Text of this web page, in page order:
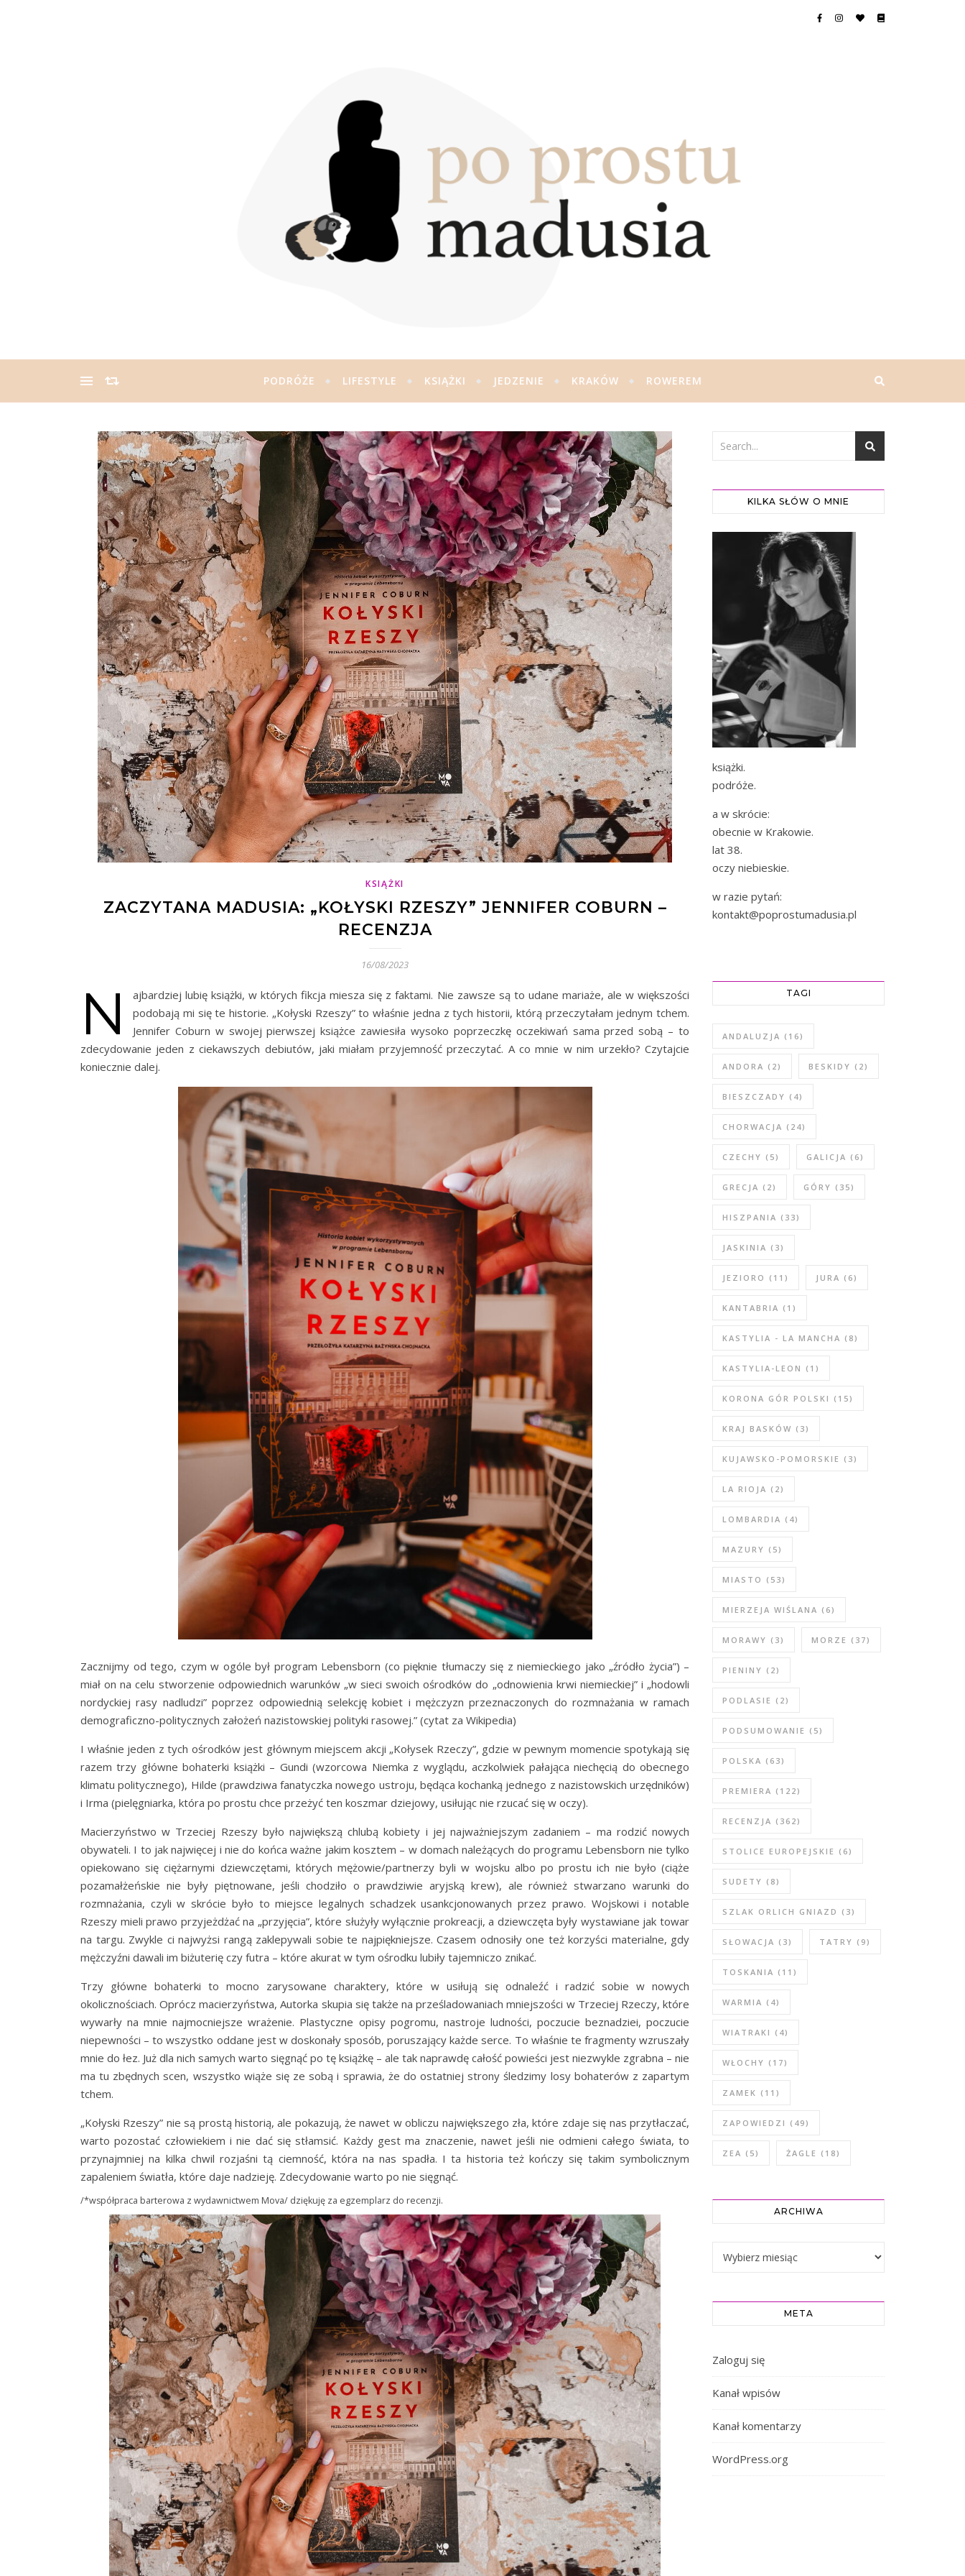
PODRÓŻE LIFESTYLE KSIĄŻKI JEDZENIE KRAKÓW ROWEREM
KSIĄŻKI
ZACZYTANA MADUSIA: „KOŁYSKI RZESZY” JENNIFER COBURN –
RECENZJA
16/08/2023
N
ajbardziej lubię książki, w których fikcja miesza się z faktami. Nie zawsze są to udane mariaże, ale w większości
podobają mi się te historie. „Kołyski Rzeszy” to właśnie jedna z tych historii, którą przeczytałam jednym tchem.
Jennifer Coburn w swojej pierwszej książce zawiesiła wysoko poprzeczkę oczekiwań sama przed sobą – to
zdecydowanie jeden z ciekawszych debiutów, jaki miałam przyjemność przeczytać. A co mnie w nim urzekło? Czytajcie
koniecznie dalej.
Zacznijmy od tego, czym w ogóle był program Lebensborn (co pięknie tłumaczy się z niemieckiego jako „źródło życia”) –
miał on na celu stworzenie odpowiednich warunków „w sieci swoich ośrodków do „odnowienia krwi niemieckiej” i „hodowli
nordyckiej rasy nadludzi” poprzez odpowiednią selekcję kobiet i mężczyzn przeznaczonych do rozmnażania w ramach
demograficzno-politycznych założeń nazistowskiej polityki rasowej.” (cytat za Wikipedia)
I właśnie jeden z tych ośrodków jest głównym miejscem akcji „Kołysek Rzeczy”, gdzie w pewnym momencie spotykają się
razem trzy główne bohaterki książki – Gundi (wzorcowa Niemka z wyglądu, aczkolwiek pałająca niechęcią do obecnego
klimatu politycznego), Hilde (prawdziwa fanatyczka nowego ustroju, będąca kochanką jednego z nazistowskich urzędników)
i Irma (pielęgniarka, która po prostu chce przeżyć ten koszmar dziejowy, usiłując nie rzucać się w oczy).
Macierzyństwo w Trzeciej Rzeszy było największą chlubą kobiety i jej najważniejszym zadaniem – ma rodzić nowych
obywateli. I to jak najwięcej i nie do końca ważne jakim kosztem – w domach należących do programu Lebensborn nie tylko
opiekowano się ciężarnymi dziewczętami, których mężowie/partnerzy byli w wojsku albo po prostu ich nie było (ciąże
pozamałżeńskie nie były piętnowane, jeśli chodziło o prawdziwie aryjską krew), ale również stwarzano warunki do
rozmnażania, czyli w skrócie było to miejsce legalnych schadzek usankcjonowanych przez prawo. Wojskowi i notable
Rzeszy mieli prawo przyjeżdżać na „przyjęcia”, które służyły wyłącznie prokreacji, a dziewczęta były wystawiane jak towar
na targu. Zwykle ci najwyżsi rangą zaklepywali sobie te najpiękniejsze. Czasem odnosiły one też korzyści materialne, gdy
mężczyźni dawali im biżuterię czy futra – które akurat w tym ośrodku lubiły tajemniczo znikać.
Trzy główne bohaterki to mocno zarysowane charaktery, które w usiłują się odnaleźć i radzić sobie w nowych
okolicznościach. Oprócz macierzyństwa, Autorka skupia się także na prześladowaniach mniejszości w Trzeciej Rzeczy, które
wywarły na mnie najmocniejsze wrażenie. Plastyczne opisy pogromu, nastroje ludności, poczucie beznadziei, poczucie
niepewności – to wszystko oddane jest w doskonały sposób, poruszający każde serce. To właśnie te fragmenty wzruszały
mnie do łez. Już dla nich samych warto sięgnąć po tę książkę – ale tak naprawdę całość powieści jest niezwykle zgrabna – nie
ma tu zbędnych scen, wszystko wiąże się ze sobą i sprawia, że do ostatniej strony śledzimy losy bohaterów z zapartym
tchem.
„Kołyski Rzeszy” nie są prostą historią, ale pokazują, że nawet w obliczu największego zła, które zdaje się nas przytłaczać,
warto pozostać człowiekiem i nie dać się stłamsić. Każdy gest ma znaczenie, nawet jeśli nie odmieni całego świata, to
przynajmniej na kilka chwil rozjaśni tą ciemność, która na nas spadła. I ta historia też kończy się takim symbolicznym
zapaleniem światła, które daje nadzieję. Zdecydowanie warto po nie sięgnąć.
/*współpraca barterowa z wydawnictwem Mova/ dziękuję za egzemplarz do recenzji.
KILKA SŁÓW O MNIE
książki.
podróże.
a w skrócie:
obecnie w Krakowie.
lat 38.
oczy niebieskie.
w razie pytań:
kontakt@poprostumadusia.pl
TAGI
ANDALUZJA (16)
ANDORA (2) BESKIDY (2)
BIESZCZADY (4)
CHORWACJA (24)
CZECHY (5) GALICJA (6)
GRECJA (2) GÓRY (35)
HISZPANIA (33)
JASKINIA (3)
JEZIORO (11) JURA (6)
KANTABRIA (1)
KASTYLIA - LA MANCHA (8)
KASTYLIA-LEON (1)
KORONA GÓR POLSKI (15)
KRAJ BASKÓW (3)
KUJAWSKO-POMORSKIE (3)
LA RIOJA (2)
LOMBARDIA (4)
MAZURY (5)
MIASTO (53)
MIERZEJA WIŚLANA (6)
MORAWY (3) MORZE (37)
PIENINY (2)
PODLASIE (2)
PODSUMOWANIE (5)
POLSKA (63)
PREMIERA (122)
RECENZJA (362)
STOLICE EUROPEJSKIE (6)
SUDETY (8)
SZLAK ORLICH GNIAZD (3)
SŁOWACJA (3) TATRY (9)
TOSKANIA (11)
WARMIA (4)
WIATRAKI (4)
WŁOCHY (17)
ZAMEK (11)
ZAPOWIEDZI (49)
ZEA (5) ŻAGLE (18)
ARCHIWA
Archiwa
META
Zaloguj się
Kanał wpisów
Kanał komentarzy
WordPress.org